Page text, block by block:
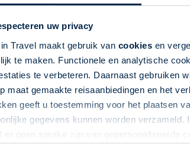
uw privacy
Travel maakt gebruik van cookies en
te maken. Functionele en analytische
te verbeteren. Daarnaast gebruiken
maat gemaakte reisaanbiedingen en het
geeft u toestemming voor het plaatsen
gegevens kunnen worden verzameld.
er geen sprake zijn van gepersonaliseerde
Verblijf in Chateaus
Dichtbij toeristische
Hoogtepunten
Geniet van
De getoonde prijs is ter
info" voor een uitgebreider